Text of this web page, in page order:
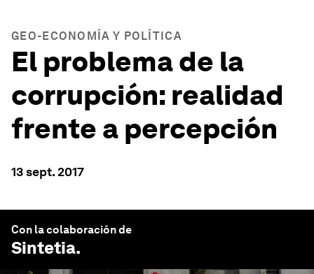
GEO-ECONOMÍA Y POLÍTICA
El problema de la
corrupción: realidad
frente a percepción
13 sept. 2017
Con la colaboración de
Sintetia.